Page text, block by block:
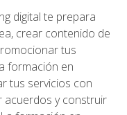
digital te prepara
crear contenido de
tus
formación en
tus servicios con
acuerdos y construir